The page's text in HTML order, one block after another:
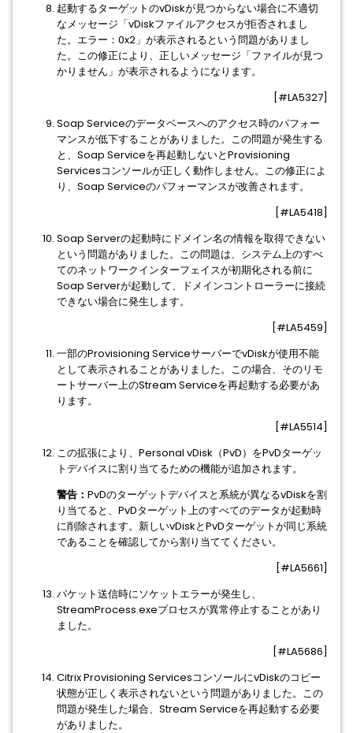
起動するターゲットのvDiskが見つからない場合に不適切
なメッセージ「vDiskファイルアクセスが拒否されまし
た。エラー：0x2」が表示されるという問題がありまし
た。この修正により、正しいメッセージ「ファイルが見つ
かりません」が表示されるようになります。
[#LA5327]
Soap Serviceのデータベースへのアクセス時のパフォー
マンスが低下することがありました。この問題が発生する
と、Soap Serviceを再起動しないとProvisioning
Servicesコンソールが正しく動作しません。この修正によ
り、Soap Serviceのパフォーマンスが改善されます。
[#LA5418]
Soap Serverの起動時にドメイン名の情報を取得できない
という問題がありました。この問題は、システム上のすべ
てのネットワークインターフェイスが初期化される前に
Soap Serverが起動して、ドメインコントローラーに接続
できない場合に発生します。
[#LA5459]
一部のProvisioning ServiceサーバーでvDiskが使用不能
として表示されることがありました。この場合、そのリモ
ートサーバー上のStream Serviceを再起動する必要があ
ります。
[#LA5514]
この拡張により、Personal vDisk（PvD）をPvDターゲッ
トデバイスに割り当てるための機能が追加されます。
警告： PvDのターゲットデバイスと系統が異なるvDiskを割
り当てると、PvDターゲット上のすべてのデータが起動時
に削除されます。新しいvDiskとPvDターゲットが同じ系統
であることを確認してから割り当ててください。
[#LA5661]
パケット送信時にソケットエラーが発生し、
StreamProcess.exeプロセスが異常停止することがあり
ました。
[#LA5686]
Citrix Provisioning ServicesコンソールにvDiskのコピー
状態が正しく表示されないという問題がありました。この
問題が発生した場合、Stream Serviceを再起動する必要
がありました。